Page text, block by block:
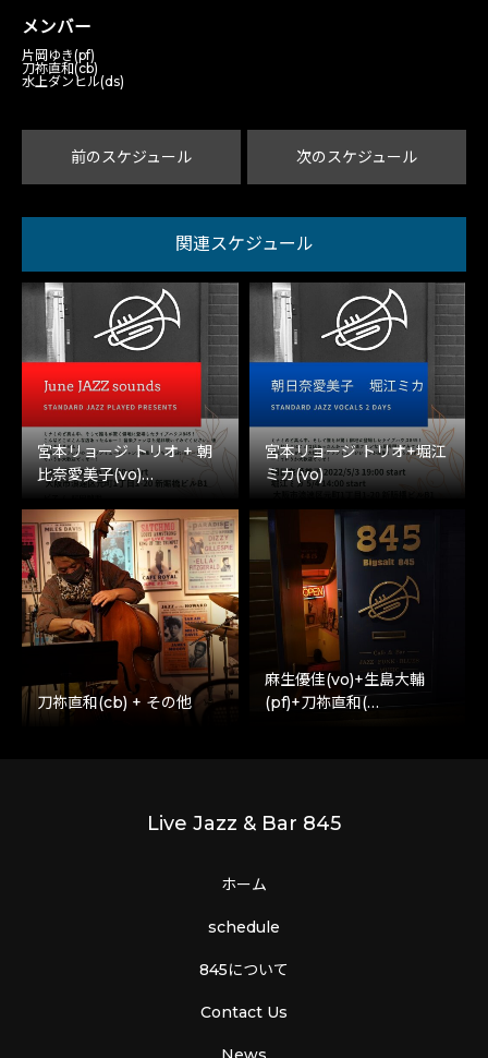
メンバー
片岡ゆき(pf)
刀祢直和(cb)
水上ダンヒル(ds)
前のスケジュール 次のスケジュール
関連スケジュール
宮本リョージ トリオ + 朝
比奈愛美子(vo)…
宮本リョージ トリオ+堀江
ミカ(vo)
刀祢直和(cb) + その他
麻生優佳(vo)+生島大輔
(pf)+刀祢直和(…
Live Jazz & Bar 845
ホーム
schedule
845について
Contact Us